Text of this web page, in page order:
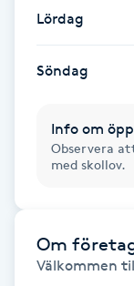
Gruppträning
Gua Sha-massage
Hatha Yoga
Healing
Lördag
Söndag
Info om
Observera
med skollov.
Om
Välkommen